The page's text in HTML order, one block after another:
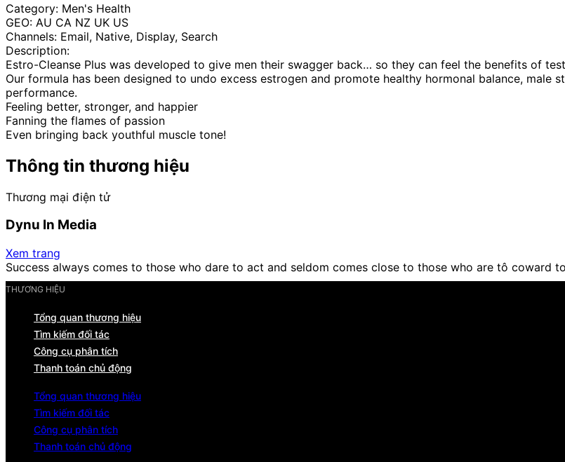
Category: Men's Health
GEO: AU CA NZ UK US
Channels: Email, Native, Display, Search
Description:
Estro-Cleanse Plus was developed to give men their swagger back… so they can feel the benefits of
Our formula has been designed to undo excess estrogen and promote healthy hormonal balance, male
performance.
Feeling better, stronger, and happier
Fanning the flames of passion
Even bringing back youthful muscle tone!
Thông tin thương hiệu
Thương mại điện tử
Dynu In Media
Xem trang
Success always comes to those who dare to act and seldom comes close to those who are tô coward
THƯƠNG HIỆU
Tổng quan thương hiệu
Tìm kiếm đối tác
Công cụ phân tích
Thanh toán chủ động
Tổng quan thương hiệu
Tìm kiếm đối tác
Công cụ phân tích
Thanh toán chủ động